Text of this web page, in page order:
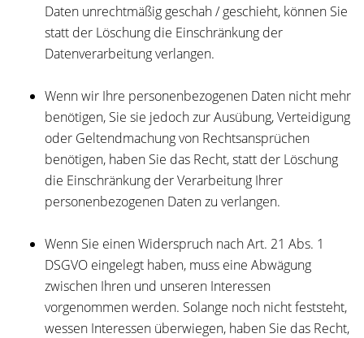
Daten unrechtmäßig geschah / geschieht, können Sie
statt der Löschung die Einschränkung der
Datenverarbeitung verlangen.
Wenn wir Ihre personenbezogenen Daten nicht mehr
benötigen, Sie sie jedoch zur Ausübung, Verteidigung
oder Geltendmachung von Rechtsansprüchen
benötigen, haben Sie das Recht, statt der Löschung
die Einschränkung der Verarbeitung Ihrer
personenbezogenen Daten zu verlangen.
Wenn Sie einen Widerspruch nach Art. 21 Abs. 1
DSGVO eingelegt haben, muss eine Abwägung
zwischen Ihren und unseren Interessen
vorgenommen werden. Solange noch nicht feststeht,
wessen Interessen überwiegen, haben Sie das Recht,